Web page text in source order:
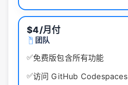
$4/月付
团队
✅免费版包含所有功能
✅访问 GitHub Codespaces